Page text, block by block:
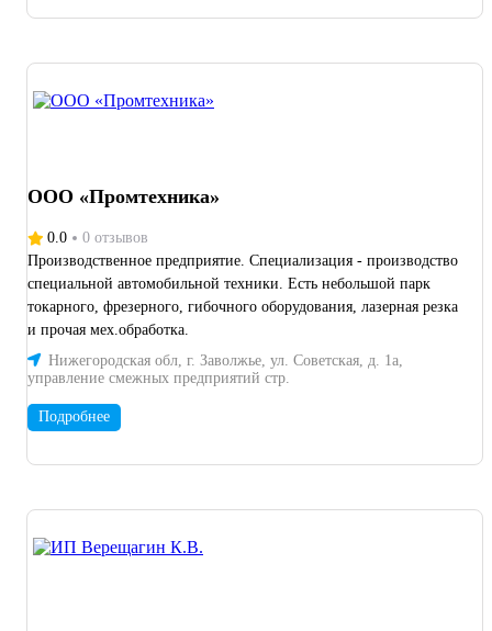
ООО «Промтехника»
0.0
0 отзывов
Производственное предприятие. Специализация - производство
специальной автомобильной техники. Есть небольшой парк
токарного, фрезерного, гибочного оборудования, лазерная резка
и прочая мех.обработка.
Нижегородская обл, г. Заволжье, ул. Советская, д. 1а,
управление смежных предприятий стр.
Подробнее